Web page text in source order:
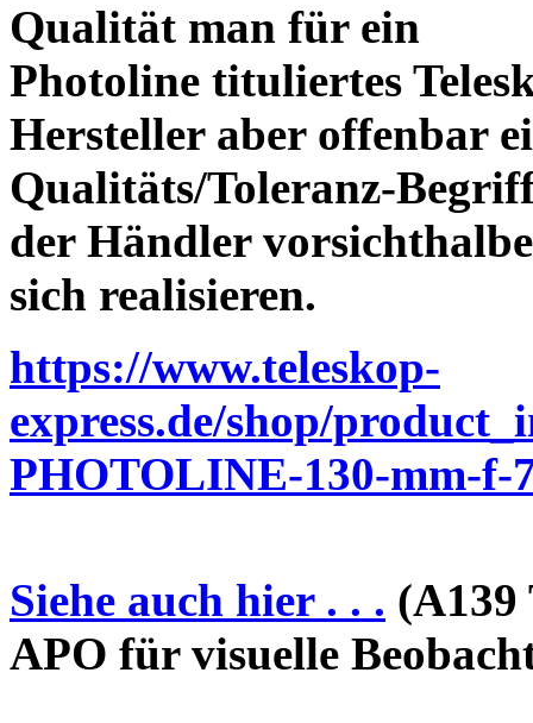
Qualität man für ein
Photoline tituliertes
Hersteller aber offenbar
Qualitäts/Toleranz-
der Händler
sich realisieren.
https://www.teleskop-
express.de/shop/
PHOTOLINE-130-mm-f-
Siehe auch hier . . . (A139
APO für visuelle